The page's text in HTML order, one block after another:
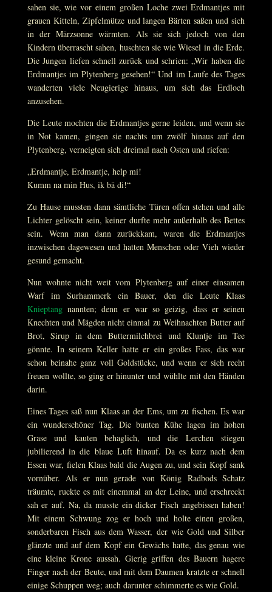
sahen sie, wie vor einem großen Loche zwei Erdmantjes mit
grauen Kitteln, Zipfelmütze und langen Bärten saßen und sich
in der Märzsonne wärmten. Als sie sich jedoch von den
Kindern überrascht sahen, huschten sie wie Wiesel in die Erde.
Die Jungen liefen schnell zurück und schrien: „Wir haben die
Erdmantjes im Plytenberg gesehen!“ Und im Laufe des Tages
wanderten viele Neugierige hinaus, um sich das Erdloch
anzusehen.
Die Leute mochten die Erdmantjes gerne leiden, und wenn sie
in Not kamen, gingen sie nachts um zwölf hinaus auf den
Plytenberg, verneigten sich dreimal nach Osten und riefen:
„Erdmantje, Erdmantje, help mi!
Kumm na min Hus, ik bä di!“
Zu Hause mussten dann sämtliche Türen offen stehen und alle
Lichter gelöscht sein, keiner durfte mehr außerhalb des Bettes
sein. Wenn man dann zurückkam, waren die Erdmantjes
inzwischen dagewesen und hatten Menschen oder Vieh wieder
gesund gemacht.
Nun wohnte nicht weit vom Plytenberg auf einer einsamen
Warf im Surhammerk ein Bauer, den die Leute Klaas
Knieptangnannten; denn er war so geizig, dass er seinen
Knechten und Mägden nicht einmal zu Weihnachten Butter auf
Brot, Sirup in dem Buttermilchbrei und Kluntje im Tee
gönnte. In seinem Keller hatte er ein großes Fass, das war
schon beinahe ganz voll Goldstücke, und wenn er sich recht
freuen wollte, so ging er hinunter und wühlte mit den Händen
darin.
Eines Tages saß nun Klaas an der Ems, um zu fischen. Es war
ein wunderschöner Tag. Die bunten Kühe lagen im hohen
Grase und kauten behaglich, und die Lerchen stiegen
jubilierend in die blaue Luft hinauf. Da es kurz nach dem
Essen war, fielen Klaas bald die Augen zu, und sein Kopf sank
vornüber. Als er nun gerade von König Radbods Schatz
träumte, ruckte es mit einemmal an der Leine, und erschreckt
sah er auf. Na, da musste ein dicker Fisch angebissen haben!
Mit einem Schwung zog er hoch und holte einen großen,
sonderbaren Fisch aus dem Wasser, der wie Gold und Silber
glänzte und auf dem Kopf ein Gewächs hatte, das genau wie
eine kleine Krone aussah. Gierig griffen des Bauern hagere
Finger nach der Beute, und mit dem Daumen kratzte er schnell
einige Schuppen weg; auch darunter schimmerte es wie Gold.